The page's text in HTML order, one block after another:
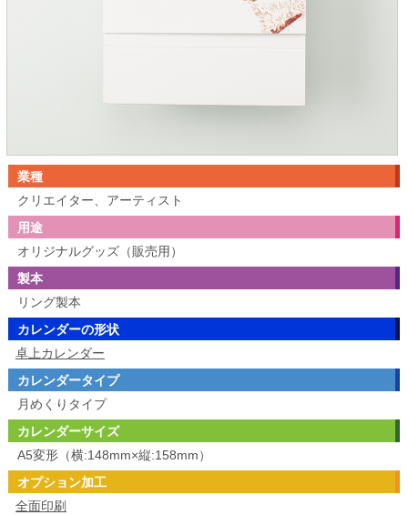
業種
クリエイター、アーティスト
用途
オリジナルグッズ（販売用）
製本
リング製本
カレンダーの形状
卓上カレンダー
カレンダータイプ
月めくりタイプ
カレンダーサイズ
A5変形（横:148mm×縦:158mm）
オプション加工
全面印刷